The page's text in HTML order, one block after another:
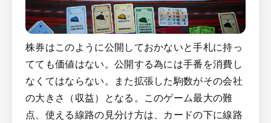
株券はこのように公開しておかないと手札に持っ
てても価値はない。公開する為には手番を消費し
なくてはならない。また拡張した駒数がその会社
の大きさ（収益）となる。このゲーム最大の難
点、使える線路の見分け方は、カードの下に線路